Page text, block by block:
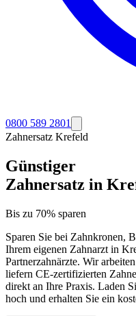
0800 589 2801
Zahnersatz Krefeld
Günstiger
Zahnersatz in
Bis zu 70% sparen
Sparen Sie bei Zahnkronen,
Ihrem eigenen Zahnarzt in
Partnerzahnärzte. Wir
liefern CE-zertifizierten
direkt an Ihre Praxis. Laden
hoch und erhalten Sie ein